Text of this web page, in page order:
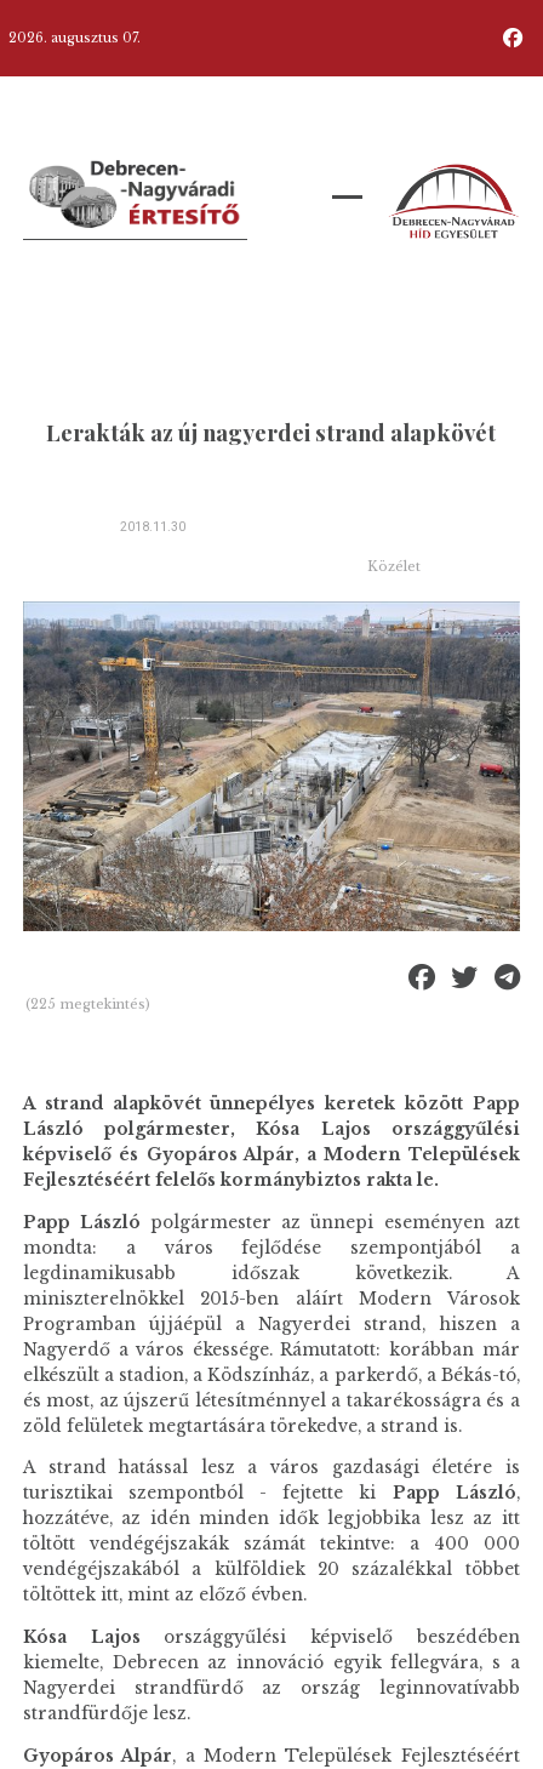
2026. augusztus 07.
Lerakták az új nagyerdei strand alapkövét
2018.11.30
Közélet
(225 megtekintés)
A strand alapkövét ünnepélyes keretek között Papp
László polgármester, Kósa Lajos országgyűlési
képviselő és Gyopáros Alpár, a Modern Települések
Fejlesztéséért felelős kormánybiztos rakta le.
Papp László polgármester az ünnepi eseményen azt
mondta: a város fejlődése szempontjából a
legdinamikusabb időszak következik. A
miniszterelnökkel 2015-ben aláírt Modern Városok
Programban újjáépül a Nagyerdei strand, hiszen a
Nagyerdő a város ékessége. Rámutatott: korábban már
elkészült a stadion, a Ködszínház, a parkerdő, a Békás-tó,
és most, az újszerű létesítménnyel a takarékosságra és a
zöld felületek megtartására törekedve, a strand is.
A strand hatással lesz a város gazdasági életére is
turisztikai szempontból - fejtette ki Papp László,
hozzátéve, az idén minden idők legjobbika lesz az itt
töltött vendégéjszakák számát tekintve: a 400 000
vendégéjszakából a külföldiek 20 százalékkal többet
töltöttek itt, mint az előző évben.
Kósa Lajos országgyűlési képviselő beszédében
kiemelte, Debrecen az innováció egyik fellegvára, s a
Nagyerdei strandfürdő az ország leginnovatívabb
strandfürdője lesz.
Gyopáros Alpár, a Modern Települések Fejlesztéséért